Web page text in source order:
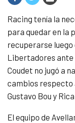
Racing tenía la
para quedar en la
recuperarse luego
Libertadores ante
Coudet no jugó a
cambios respecto
Gustavo Bou y
El equipo de